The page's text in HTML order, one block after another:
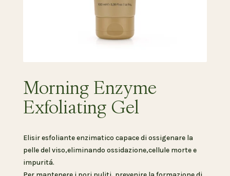
Morning Enzyme
Exfoliating Gel
Elisir esfoliante enzimatico capace di ossigenare la
pelle del viso,eliminando ossidazione,cellule morte e
impuritá.